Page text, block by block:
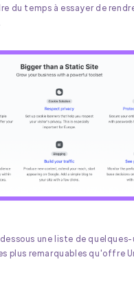
du temps à essayer de
une liste de quelques-
plus remarquables qu'offre